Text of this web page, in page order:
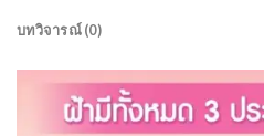
บทวิจารณ์ (0)